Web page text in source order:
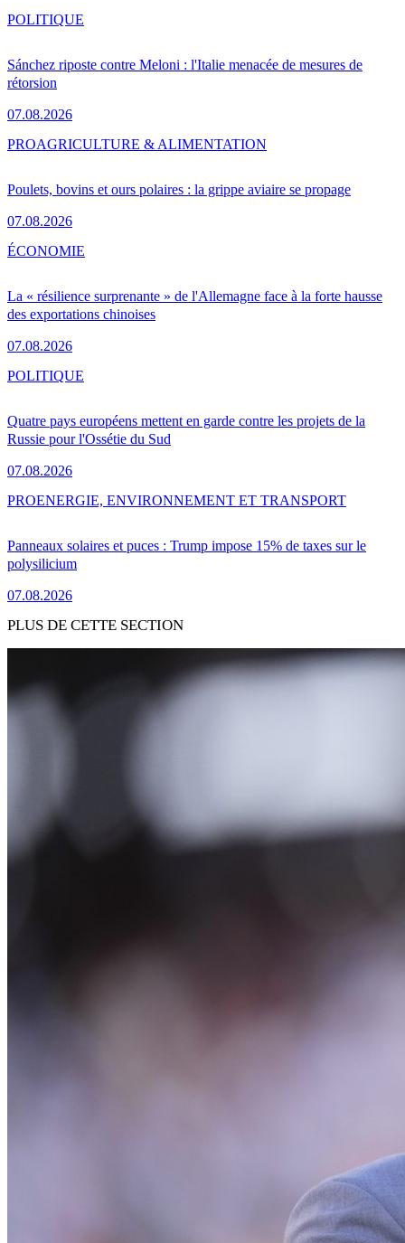
Sánchez riposte contre Meloni : l'Italie menacée de mesures de
rétorsion
07.08.2026
POLITIQUE
Poulets, bovins et ours polaires : la grippe aviaire se propage
07.08.2026
PROAGRICULTURE & ALIMENTATION
La « résilience surprenante » de l'Allemagne face à la forte hausse
des exportations chinoises
07.08.2026
ÉCONOMIE
Quatre pays européens mettent en garde contre les projets de la
Russie pour l'Ossétie du Sud
07.08.2026
POLITIQUE
Panneaux solaires et puces : Trump impose 15% de taxes sur le
polysilicium
07.08.2026
PROENERGIE, ENVIRONNEMENT ET TRANSPORT
PLUS DE CETTE SECTION